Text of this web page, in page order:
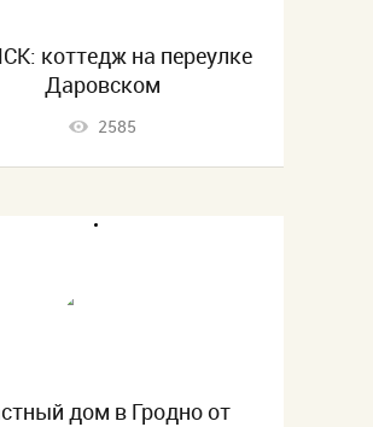
коттедж на переулке
Даровском
2585
дом в Гродно от